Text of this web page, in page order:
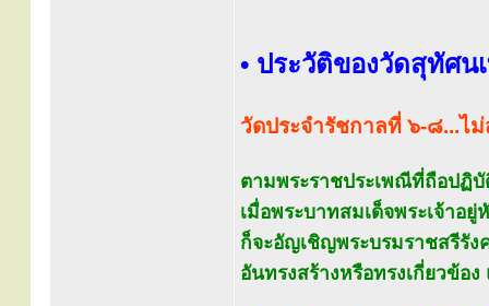
• ประวัติของวัดสุทัศน
วัดประจำรัชกาลที่ ๖-๘...ไม่
ตามพระราชประเพณีที่ถือปฏิ
เมื่อพระบาทสมเด็จพระเจ้าอ
ก็จะอัญเชิญพระบรมราชสรีรั
อันทรงสร้างหรือทรงเกี่ยวข้อ